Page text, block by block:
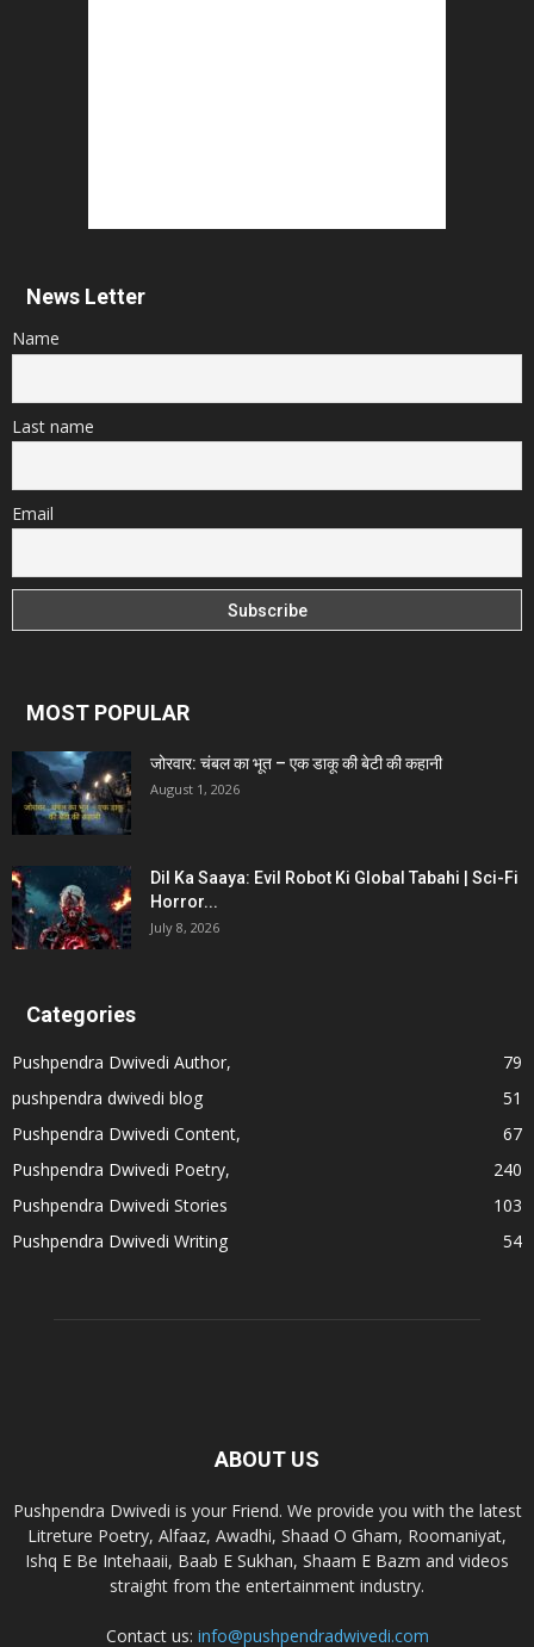
News Letter
Name
Last name
Email
MOST POPULAR
जोरवार: चंबल का भूत – एक डाकू की बेटी की कहानी
August 1, 2026
Dil Ka Saaya: Evil Robot Ki Global Tabahi | Sci-Fi
Horror...
July 8, 2026
Categories
Pushpendra Dwivedi Author,
79
pushpendra dwivedi blog
51
Pushpendra Dwivedi Content,
67
Pushpendra Dwivedi Poetry,
240
Pushpendra Dwivedi Stories
103
Pushpendra Dwivedi Writing
54
ABOUT US
Pushpendra Dwivedi is your Friend. We provide you with the latest
Litreture Poetry, Alfaaz, Awadhi, Shaad O Gham, Roomaniyat,
Ishq E Be Intehaaii, Baab E Sukhan, Shaam E Bazm and videos
straight from the entertainment industry.
Contact us: info@pushpendradwivedi.com